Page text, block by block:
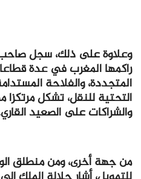
وعلاوة على ذلك، سجل صاحب
راكمها المغرب في عدة
المتجددة، والفلاحة
التحتية للنقل، تشكل مرتكزا
والشراكات على الصعيد
من جهة أخرى، ومن منطلق